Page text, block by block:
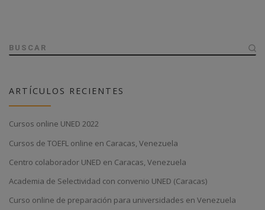
BUSCAR
ARTÍCULOS RECIENTES
Cursos online UNED 2022
Cursos de TOEFL online en Caracas, Venezuela
Centro colaborador UNED en Caracas, Venezuela
Academia de Selectividad con convenio UNED (Caracas)
Curso online de preparación para universidades en Venezuela